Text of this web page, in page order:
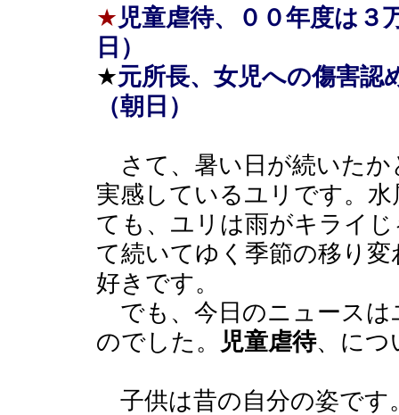
★児童虐待、００年度は
日）
★元所長、女児への傷害
（朝日）
さて、暑い日が続いたか
実感しているユリです。
ても、ユリは雨がキライ
て続いてゆく季節の移り
好きです。
でも、今日のニュースは
のでした。
児童虐待、につ
子供は昔の自分の姿です